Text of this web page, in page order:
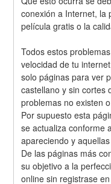
conexión a Internet, la
película gratis o la
Todos estos
velocidad de tu
solo páginas para ver
castellano y sin cortes
problemas no existen
Por supuesto esta
se actualiza conforme
apareciendo y
De las páginas más
su objetivo a la
online sin registrase